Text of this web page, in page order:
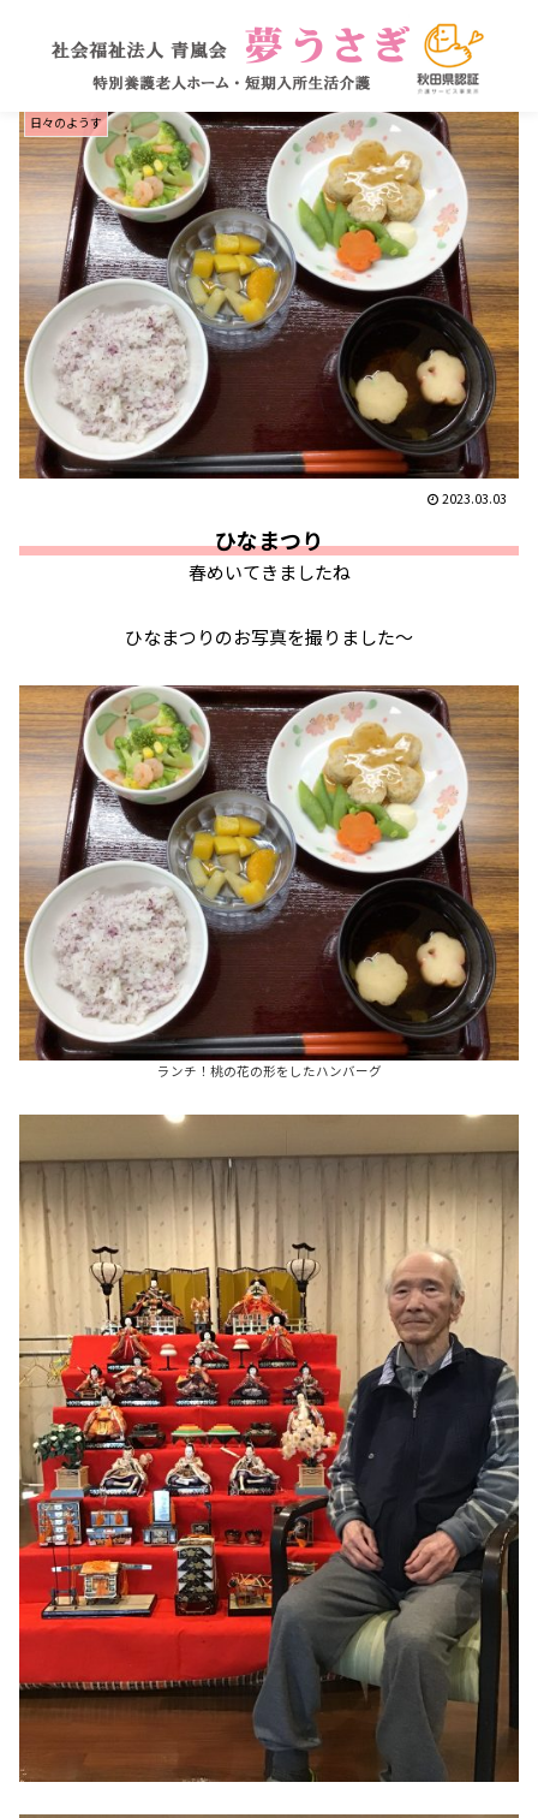
日々のようす
2023.03.03
ひなまつり
春めいてきましたね
ひなまつりのお写真を撮りました～
ランチ！桃の花の形をしたハンバーグ